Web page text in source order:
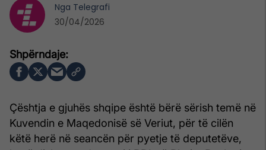
Çështja e gjuhës shqipe është bërë sërish temë në
Kuvendin e Maqedonisë së Veriut, për të cilën
këtë herë në seancën për pyetje të deputetëve,
Nga Telegrafi
30/04/2026